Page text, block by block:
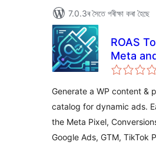
7.0.3ৰ সৈতে পৰীক্ষা কৰা হৈছে
ROAS
Meta
(Post &
CAPI,
GTM &
Generate a WP content &
catalog for dynamic ads.
the Meta Pixel,
Google Ads, GTM, TikTok